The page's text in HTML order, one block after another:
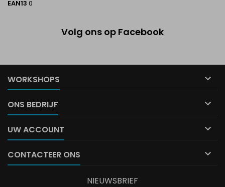
EAN13 0
Volg ons op Facebook
WORKSHOPS 
ONS BEDRIJF 
UW ACCOUNT 
CONTACTEER ONS 
NIEUWSBRIEF